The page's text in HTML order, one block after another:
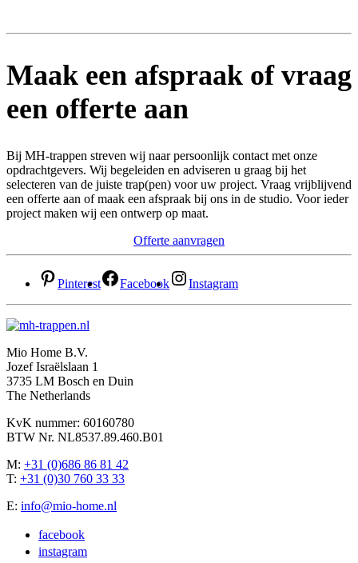
Maak een afspraak of vraag
een offerte aan
Bij MH-trappen streven wij naar persoonlijk contact met onze
opdrachtgevers. Wij begeleiden en adviseren u graag bij het
selecteren van de juiste trap(pen) voor uw project. Vraag vrijblijvend
een offerte aan of maak een afspraak bij ons in de studio. Voor ieder
project maken wij een ontwerp op maat.
Offerte aanvragen
Pinterest Facebook Instagram
Mio Home B.V.
Jozef Israëlslaan 1
3735 LM Bosch en Duin
The Netherlands
KvK nummer: 60160780
BTW Nr. NL8537.89.460.B01
M: +31 (0)686 86 81 42
T: +31 (0)30 760 33 33
E: info@mio-home.nl
facebook
instagram